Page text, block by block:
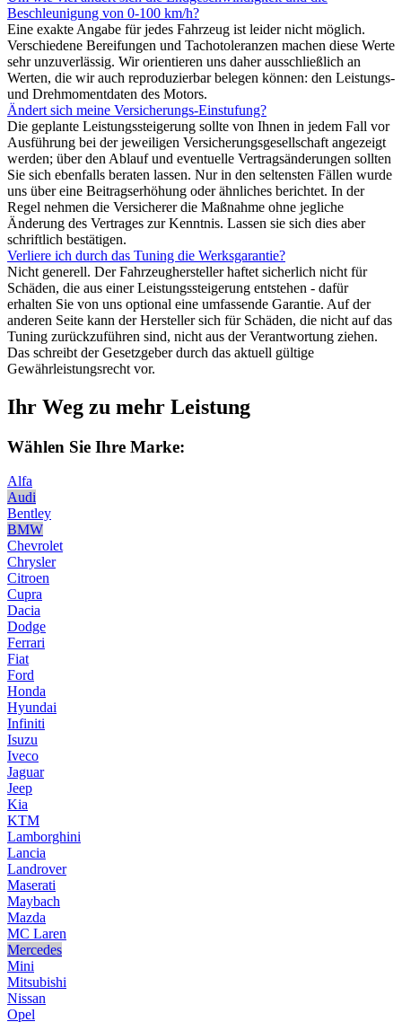
Beschleunigung von 0-100 km/h?
Eine exakte Angabe für jedes Fahrzeug ist leider nicht möglich.
Verschiedene Bereifungen und Tachotoleranzen machen diese Werte
sehr unzuverlässig. Wir orientieren uns daher ausschließlich an
Werten, die wir auch reproduzierbar belegen können: den Leistungs-
und Drehmomentdaten des Motors.
Ändert sich meine Versicherungs-Einstufung?
Die geplante Leistungssteigerung sollte von Ihnen in jedem Fall vor
Ausführung bei der jeweiligen Versicherungsgesellschaft angezeigt
werden; über den Ablauf und eventuelle Vertragsänderungen sollten
Sie sich ebenfalls beraten lassen. Nur in den seltensten Fällen wurde
uns über eine Beitragserhöhung oder ähnliches berichtet. In der
Regel nehmen die Versicherer die Maßnahme ohne jegliche
Änderung des Vertrages zur Kenntnis. Lassen sie sich dies aber
schriftlich bestätigen.
Verliere ich durch das Tuning die Werksgarantie?
Nicht generell. Der Fahrzeughersteller haftet sicherlich nicht für
Schäden, die aus einer Leistungssteigerung entstehen - dafür
erhalten Sie von uns optional eine umfassende Garantie. Auf der
anderen Seite kann der Hersteller sich für Schäden, die nicht auf das
Tuning zurückzuführen sind, nicht aus der Verantwortung ziehen.
Das schreibt der Gesetzgeber durch das aktuell gültige
Gewährleistungsrecht vor.
Ihr Weg zu mehr Leistung
Wählen Sie Ihre Marke:
Alfa
Audi
Bentley
BMW
Chevrolet
Chrysler
Citroen
Cupra
Dacia
Dodge
Ferrari
Fiat
Ford
Honda
Hyundai
Infiniti
Isuzu
Iveco
Jaguar
Jeep
Kia
KTM
Lamborghini
Lancia
Landrover
Maserati
Maybach
Mazda
MC Laren
Mercedes
Mini
Mitsubishi
Nissan
Opel